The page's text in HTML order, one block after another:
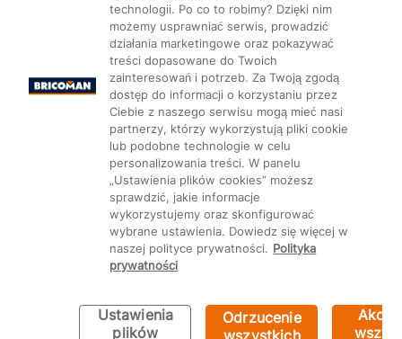
Bricoman 2026 ©
Kategorie Produkty Marki CMS
Ustawienia plików cookie
technologii. Po co to robimy? Dzięki nim
możemy usprawniać serwis, prowadzić
działania marketingowe oraz pokazywać
treści dopasowane do Twoich
zainteresowań i potrzeb. Za Twoją zgodą
dostęp do informacji o korzystaniu przez
Ciebie z naszego serwisu mogą mieć nasi
partnerzy, którzy wykorzystują pliki cookie
lub podobne technologie w celu
personalizowania treści. W panelu
„Ustawienia plików cookies” możesz
sprawdzić, jakie informacje
wykorzystujemy oraz skonfigurować
wybrane ustawienia. Dowiedz się więcej w
naszej polityce prywatności. Polityka
prywatności
Ustawienia
plików
Odrzucenie
wszystkich